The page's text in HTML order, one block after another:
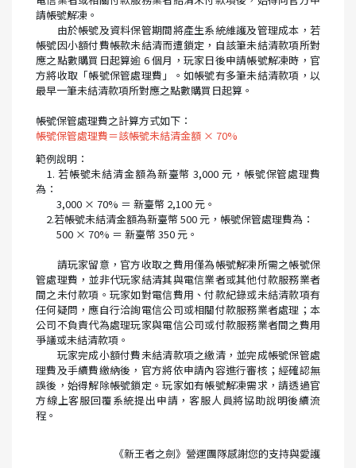
請帳號解凍。
由於帳號及資料保管期間將產生系統維護及管理成本，若
帳號因小額付費帳款未結清而遭鎖定，自該筆未結清款項所對
應之點數購買日起算逾 6 個月，玩家日後申請帳號解凍時，官
方將收取「帳號保管處理費」。如帳號有多筆未結清款項，以
最早一筆未結清款項所對應之點數購買日起算。
帳號保管處理費之計算方式如下：
帳號保管處理費＝該帳號未結清金額 × 70%
範例說明：
1. 若帳號未結清金額為新臺幣 3,000 元，帳號保管處理費
為：
3,000 × 70% ＝ 新臺幣 2,100 元。
2.若帳號未結清金額為新臺幣 500 元，帳號保管處理費為：
500 × 70% ＝ 新臺幣 350 元。
請玩家留意，官方收取之費用僅為帳號解凍所需之帳號保
管處理費，並非代玩家結清其與電信業者或其他付款服務業者
間之未付款項。玩家如對電信費用、付款紀錄或未結清款項有
任何疑問，應自行洽詢電信公司或相關付款服務業者處理；本
公司不負責代為處理玩家與電信公司或付款服務業者間之費用
爭議或未結清款項。
玩家完成小額付費未結清款項之繳清，並完成帳號保管處
理費及手續費繳納後，官方將依申請內容進行審核；經確認無
誤後，始得解除帳號鎖定。玩家如有帳號解凍需求，請透過官
方線上客服回覆系統提出申請，客服人員將協助說明後續流
程。
《新王者之劍》營運團隊感謝您的支持與愛護